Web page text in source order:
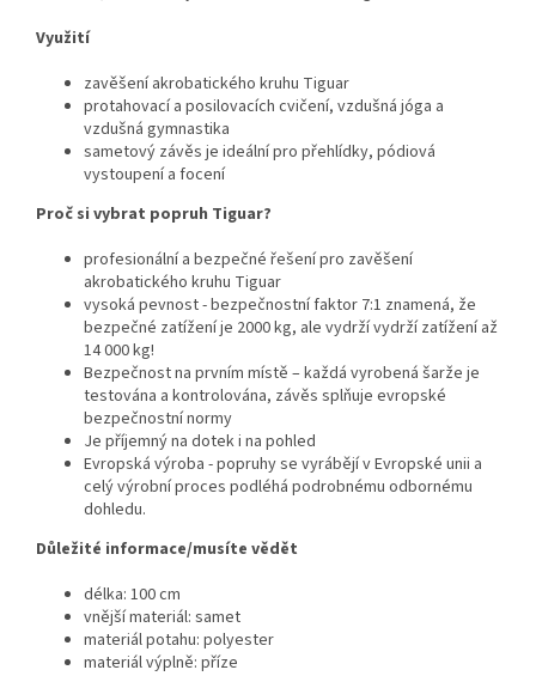
Využití
zavěšení akrobatického kruhu Tiguar
protahovací a posilovacích cvičení, vzdušná jóga a
vzdušná gymnastika
sametový závěs je ideální pro přehlídky, pódiová
vystoupení a focení
Proč si vybrat popruh Tiguar?
profesionální a bezpečné řešení pro zavěšení
akrobatického kruhu Tiguar
vysoká pevnost - bezpečnostní faktor 7:1 znamená, že
bezpečné zatížení je 2000 kg, ale vydrží vydrží zatížení až
14 000 kg!
Bezpečnost na prvním místě – každá vyrobená šarže je
testována a kontrolována, závěs splňuje evropské
bezpečnostní normy
Je příjemný na dotek i na pohled
Evropská výroba - popruhy se vyrábějí v Evropské unii a
celý výrobní proces podléhá podrobnému odbornému
dohledu.
Důležité informace/musíte vědět
délka: 100 cm
vnější materiál: samet
materiál potahu: polyester
materiál výplně: příze